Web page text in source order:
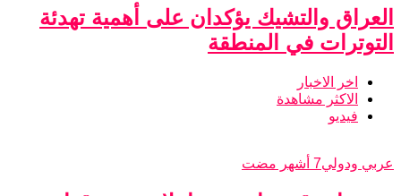
العراق والتشيك يؤكدان على أهمية تهدئة
التوترات في المنطقة
اخر الاخبار
الاكثر مشاهدة
فيديو
عربي ودولي7 أشهر مضت